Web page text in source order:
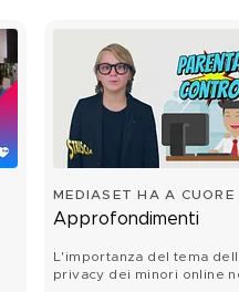
MEDIASET HA A CUORE
FUTURO
Approfondimenti
L'importanza del tema
privacy dei minori online